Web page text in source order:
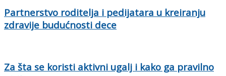
Partnerstvo roditelja i pedijatara u kreiranju
zdravije budućnosti dece
Za šta se koristi aktivni ugalj i kako ga pravilno